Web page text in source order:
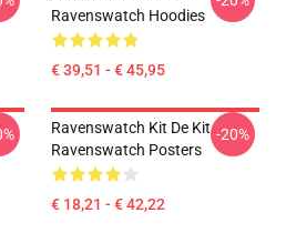
Ravenswatch Hoodies
€ 39,51 - € 45,95
Ravenswatch Kit De Kit
Ravenswatch Posters
€ 18,21 - € 42,22
-20%